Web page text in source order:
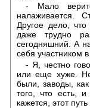
- Мало
налаживается.
Другое дело, что
даже трудно
сегодняшний. А
себя участником
- Я, честно
или еще хуже.
были, заводы,
того, что есть,
кажется, этот